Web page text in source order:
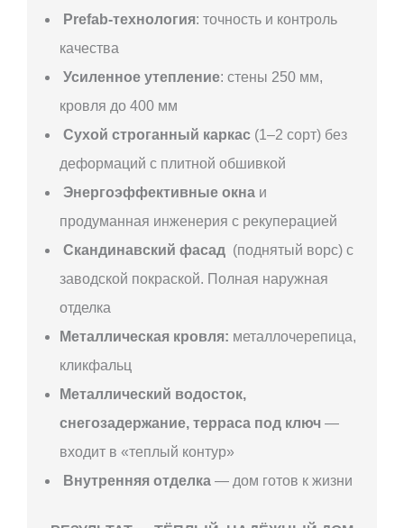
Prefab-технология: точность и контроль
качества
Усиленное утепление: стены 250 мм,
кровля до 400 мм
Сухой строганный каркас (1–2 сорт) без
деформаций с плитной обшивкой
Энергоэффективные окна и
продуманная инженерия с рекуперацией
Скандинавский фасад (поднятый ворс) с
заводской покраской. Полная наружная
отделка
Металлическая кровля: металлочерепица,
кликфальц
Металлический водосток,
снегозадержание, терраса под ключ —
входит в «теплый контур»
Внутренняя отделка — дом готов к жизни